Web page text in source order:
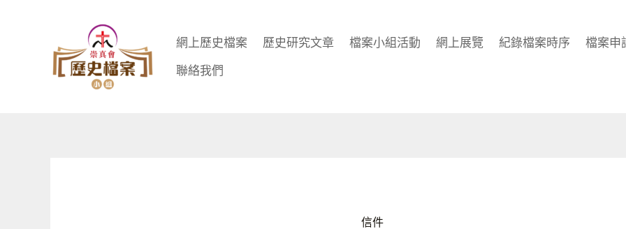
網上歷史檔案 歷史研究文章 檔案小組活動 網上展覽 紀錄檔案時序 檔案申
聯絡我們
信件